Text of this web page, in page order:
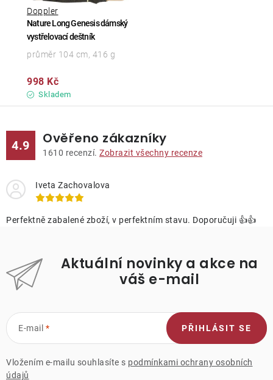
Nature Long Genesis dámský
vystřelovací deštník
Doppler
Skladem
998 Kč
průměr 104 cm, 416 g
4.9 Ověřeno zákazníky
1610 recenzí. Zobrazit všechny recenze
Iveta Zachovalova
Perfektně zabalené zboží, v perfektním stavu. Doporučuji 👍👍
Aktuální novinky a akce na
váš e-mail
E-mail
Vložením e-mailu souhlasíte s podmínkami ochrany osobních
údajů
PŘIHLÁSIT SE